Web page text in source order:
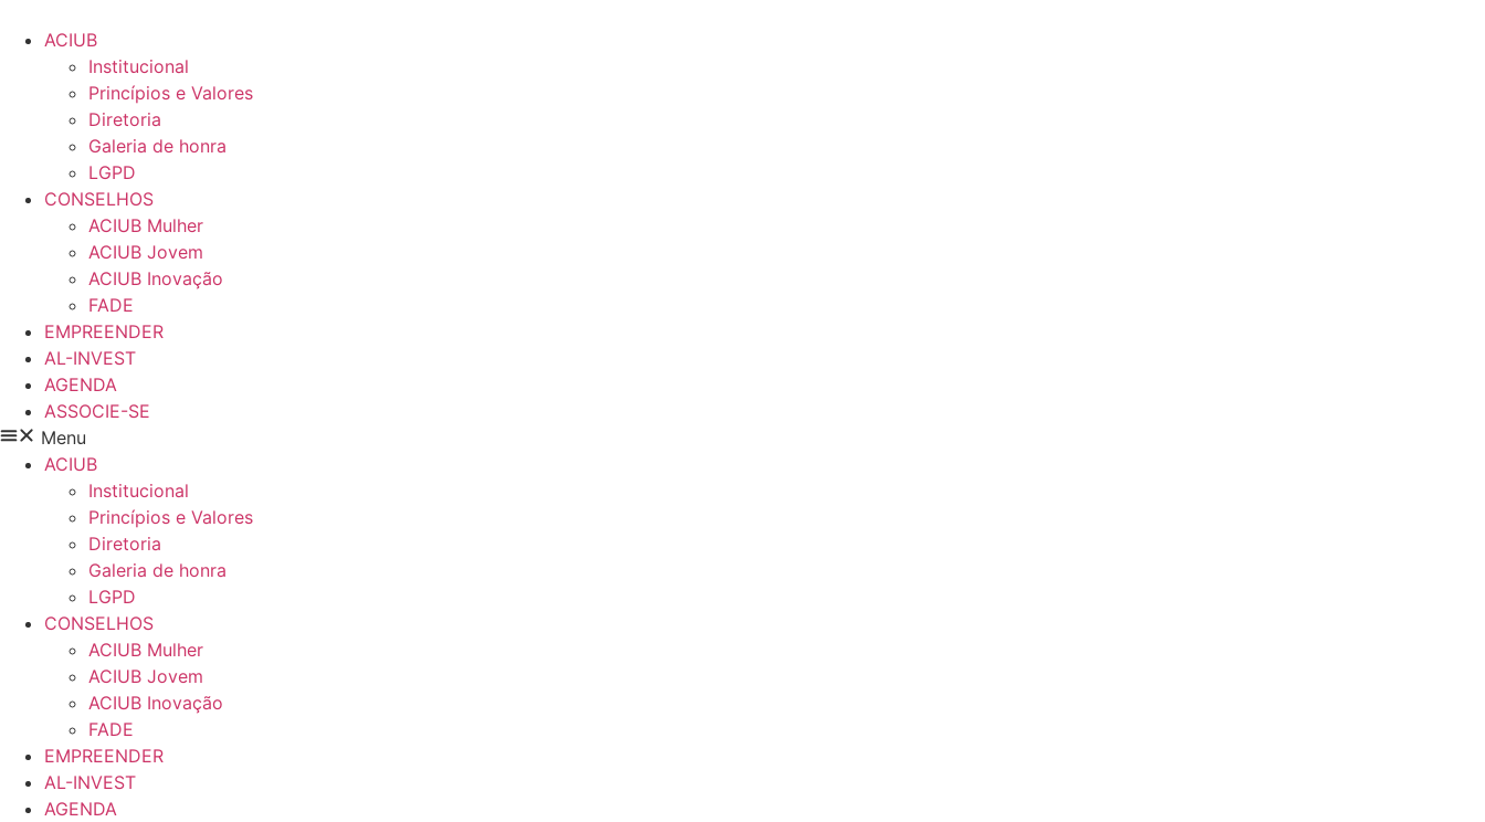
para
conteúdo
ACIUB
Institucional
Princípios e Valores​
Diretoria
Galeria de honra
LGPD
CONSELHOS
ACIUB Mulher
ACIUB Jovem
ACIUB Inovação
FADE
EMPREENDER
AL-INVEST
AGENDA
ASSOCIE-SE
Menu
ACIUB
Institucional
Princípios e Valores​
Diretoria
Galeria de honra
LGPD
CONSELHOS
ACIUB Mulher
ACIUB Jovem
ACIUB Inovação
FADE
EMPREENDER
AL-INVEST
AGENDA